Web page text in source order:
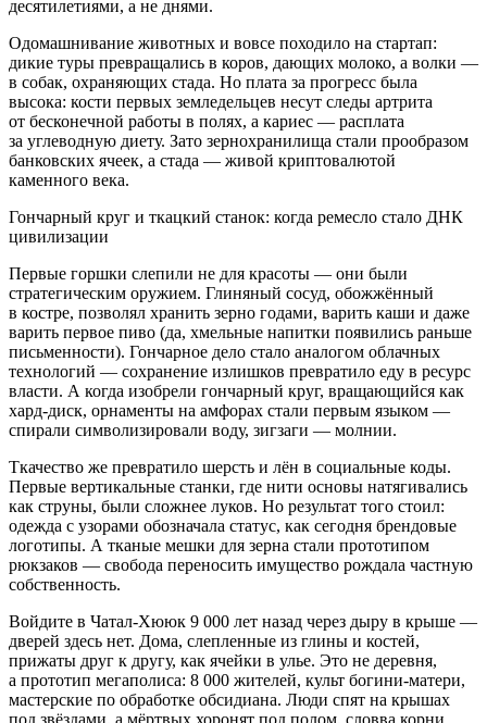
десятилетиями, а не днями.
Одомашнивание животных и вовсе походило на стартап:
дикие туры превращались в коров, дающих молоко, а волки —
в собак, охраняющих стада. Но плата за прогресс была
высока: кости первых земледельцев несут следы артрита
от бесконечной работы в полях, а кариес — расплата
за углеводную диету. Зато зернохранилища стали прообразом
банковских ячеек, а стада — живой криптовалютой
каменного века.
Гончарный круг и ткацкий станок: когда ремесло стало ДНК
цивилизации
Первые горшки слепили не для красоты — они были
стратегическим оружием. Глиняный сосуд, обожжённый
в костре, позволял хранить зерно годами, варить каши и даже
варить первое пиво (да, хмельные напитки появились раньше
письменности). Гончарное дело стало аналогом облачных
технологий — сохранение излишков превратило еду в ресурс
власти. А когда изобрели гончарный круг, вращающийся как
хард-диск, орнаменты на амфорах стали первым языком —
спирали символизировали воду, зигзаги — молнии.
Ткачество же превратило шерсть и лён в социальные коды.
Первые вертикальные станки, где нити основы натягивались
как струны, были сложнее луков. Но результат того стоил:
одежда с узорами обозначала статус, как сегодня брендовые
логотипы. А тканые мешки для зерна стали прототипом
рюкзаков — свобода переносить имущество рождала частную
собственность.
Войдите в Чатал-Хююк 9 000 лет назад через дыру в крыше —
дверей здесь нет. Дома, слепленные из глины и костей,
прижаты друг к другу, как ячейки в улье. Это не деревня,
а прототип мегаполиса: 8 000 жителей, культ богини-матери,
мастерские по обработке обсидиана. Люди спят на крышах
под звёздами, а мёртвых хоронят под полом, словва корни